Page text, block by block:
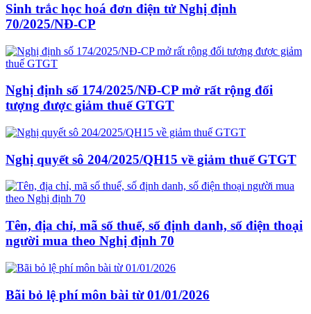
Sinh trắc học hoá đơn điện tử Nghị định
70/2025/NĐ-CP
Nghị định số 174/2025/NĐ-CP mở rất rộng đối
tượng được giảm thuế GTGT
Nghị quyết sô 204/2025/QH15 về giảm thuế GTGT
Tên, địa chỉ, mã số thuế, số định danh, số điện thoại
người mua theo Nghị định 70
Bãi bỏ lệ phí môn bài từ 01/01/2026